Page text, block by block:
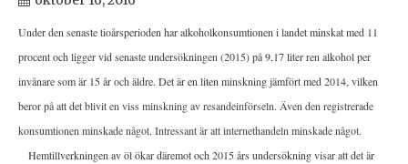
Under den senaste tioårsperioden har alkoholkonsumtionen i landet minskat med 11
procent och ligger vid senaste undersökningen (2015) på 9,17 liter ren alkohol per
invånare som är 15 år och äldre. Det är en liten minskning jämfört med 2014, vilken
beror på att det bliviten viss minskning av resandeinförseln. Även den registrerade
konsumtionen minskade något. Intressant är att internethandeln minskade något.
Hemtillverkningen av öl ökar däremot och 2015 års undersökning visar att det är